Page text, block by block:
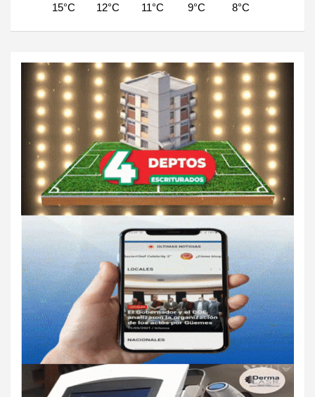
15°C 12°C 11°C 9°C 8°C